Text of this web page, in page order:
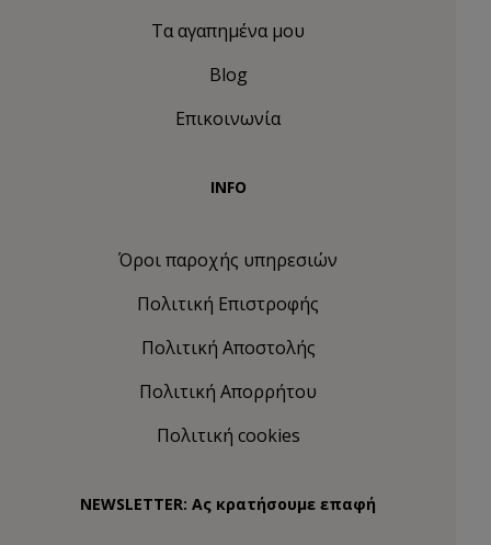
Τα αγαπημένα μου
Blog
Επικοινωνία
INFO
Όροι παροχής υπηρεσιών
Πολιτική Eπιστροφής
Πολιτική Αποστολής
Πολιτική Απορρήτου
Πολιτική cookies
NEWSLETTER: Ας κρατήσουμε επαφή